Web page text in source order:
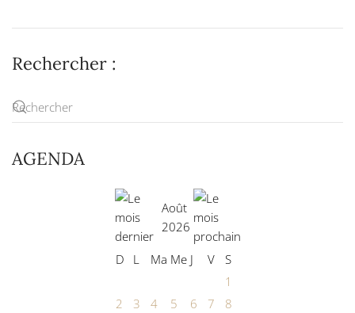
Rechercher :
AGENDA
Août
2026
D L Ma Me J V
S
1
2
3 4 5 6 7
8